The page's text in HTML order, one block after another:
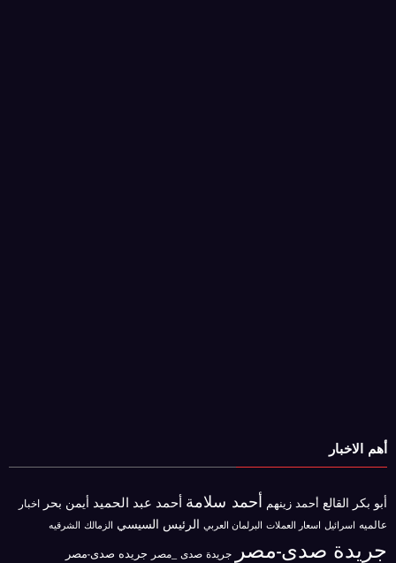
أهم الاخبار
أبو بكر القالع أحمد زينهم أحمد سلامة أحمد عبد الحميد أيمن بحر اخبار
عالميه اسرائيل اسعار العملات البرلمان العربي الرئيس السيسي الزمالك الشرقيه
جريدة صدى-مصر جريدة صدى _مصر جريده صدى-مصر